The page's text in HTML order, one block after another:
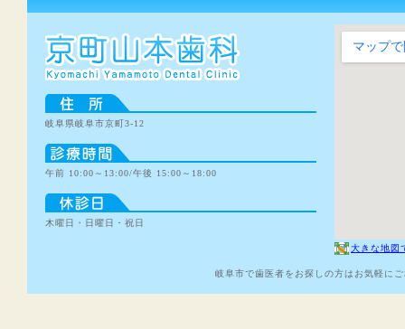
岐阜県岐阜市京町3-12
午前 10:00～13:00/午後 15:00～18:00
木曜日・日曜日・祝日
大きな地図
岐阜市で歯医者をお探しの方はお気軽に